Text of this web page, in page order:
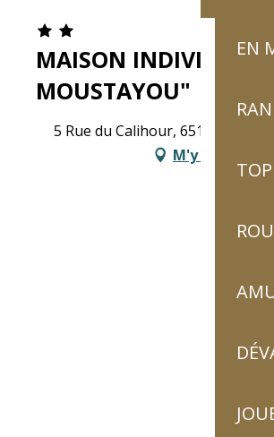
EN
MAISON
MOUSTAYOU"
5 Rue du Calihour, 65120 Luz-
M'y rendre